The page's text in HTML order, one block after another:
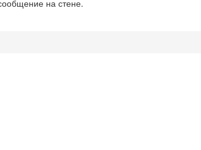
на стене.